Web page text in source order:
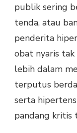
publik sering
tenda, atau
penderita
obat nyaris
lebih dalam
terputus
serta
pandang kritis